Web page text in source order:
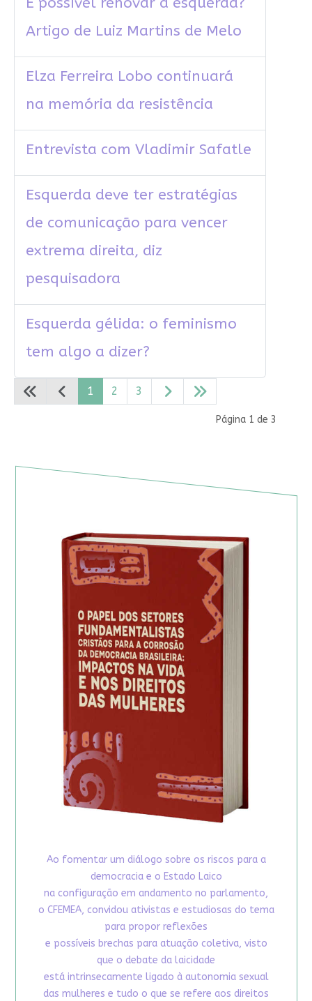
Artigo de Luiz Martins de Melo
Elza Ferreira Lobo continuará
na memória da resistência
Entrevista com Vladimir Safatle
Esquerda deve ter estratégias
de comunicação para vencer
extrema direita, diz
pesquisadora
Esquerda gélida: o feminismo
tem algo a dizer?
Página 1 de 3
1 2 3
Ao fomentar um diálogo sobre os riscos para a
democracia e o Estado Laico
na configuração em andamento no parlamento,
o CFEMEA, convidou ativistas e estudiosas do tema
para propor reflexões
e possíveis brechas para atuação coletiva, visto
que o debate da laicidade
está intrinsecamente ligado à autonomia sexual
das mulheres e tudo o que se refere aos direitos